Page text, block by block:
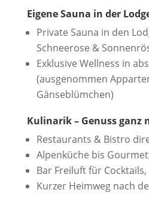
Eigene Sauna in der
Private Sauna in den
Schneerose &
Exklusive Wellness in
(ausgenommen
Gänseblümchen)
Kulinarik – Genuss ganz
Restaurants & Bistro
Alpenküche bis
Bar Freiluft für
Kurzer Heimweg nach